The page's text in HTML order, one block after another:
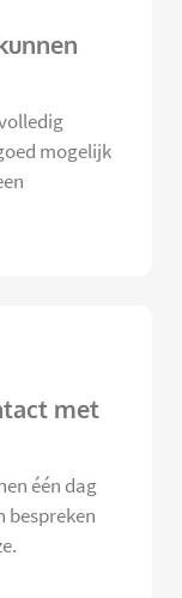
mogelijk
met
één dag
bespreken